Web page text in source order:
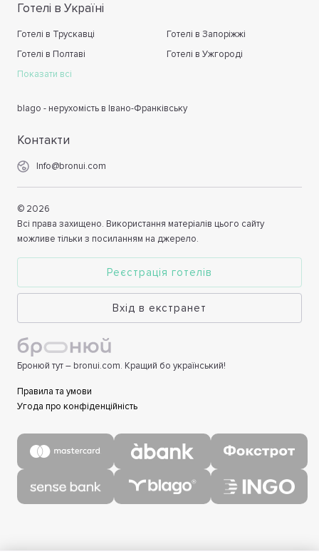
Готелі в Україні
Готелі в Трускавці
Готелі в Запоріжжі
Готелі в Полтаві
Готелі в Ужгороді
Показати всі
blago - нерухомість в Івано-Франківську
Контакти
Info@bronui.com
© 2026
Всі права захищено. Використання матеріалів цього сайту
можливе тільки з посиланням на джерело.
Реєстрація готелів
Вхід в екстранет
Бронюй тут – bronui.com. Кращий бо український!
Правила та умови
Угода про конфіденційність